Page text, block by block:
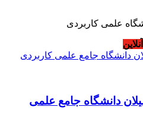
علمی کاربردی
دانشگاه جامع علمی